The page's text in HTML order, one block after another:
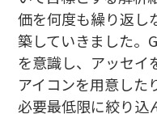
価を何度も繰り返し
築していきました。
を意識し、アッセイ
アイコンを用意した
必要最低限に絞り込